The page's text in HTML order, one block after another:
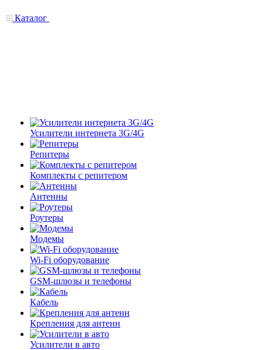
Каталог
Усилители интернета 3G/4G
Репитеры
Комплекты с репитером
Антенны
Роутеры
Модемы
Wi-Fi оборудование
GSM-шлюзы и телефоны
Кабель
Крепления для антенн
Усилители в авто